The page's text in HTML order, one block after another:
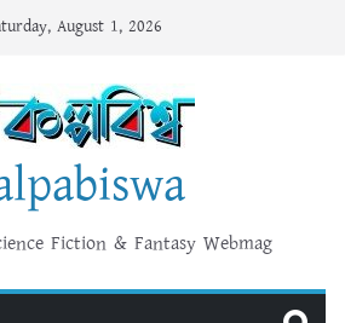
August 1, 2026
Fiction & Fantasy Webmag